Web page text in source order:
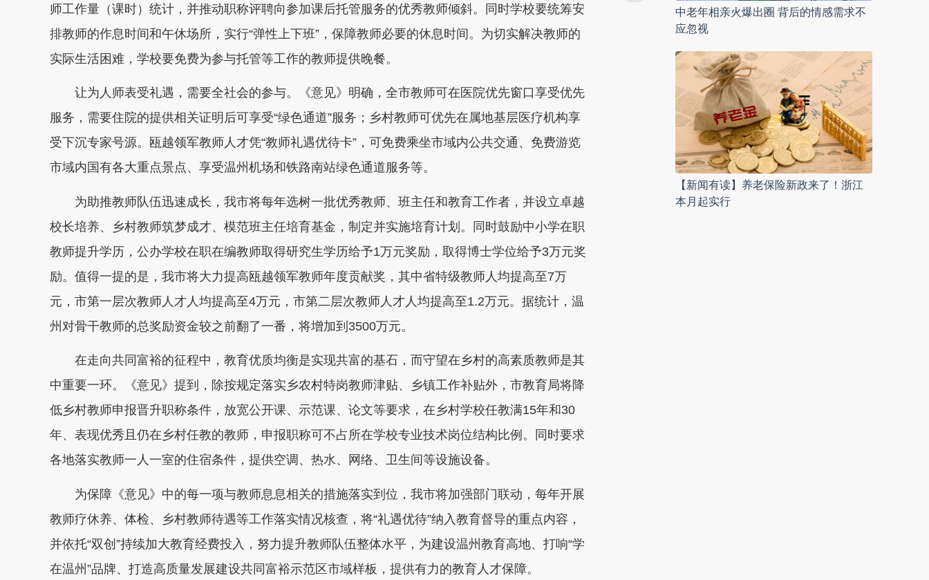
师工作量（课时）统计，并推动职称评聘向参加课后托管服务的优秀教师倾斜。同时学校要统筹安
排教师的作息时间和午休场所，实行“弹性上下班”，保障教师必要的休息时间。为切实解决教师的
实际生活困难，学校要免费为参与托管等工作的教师提供晚餐。
让为人师表受礼遇，需要全社会的参与。《意见》明确，全市教师可在医院优先窗口享受优先
服务，需要住院的提供相关证明后可享受“绿色通道”服务；乡村教师可优先在属地基层医疗机构享
受下沉专家号源。瓯越领军教师人才凭“教师礼遇优待卡”，可免费乘坐市域内公共交通、免费游览
市域内国有各大重点景点、享受温州机场和铁路南站绿色通道服务等。
为助推教师队伍迅速成长，我市将每年选树一批优秀教师、班主任和教育工作者，并设立卓越
校长培养、乡村教师筑梦成才、模范班主任培育基金，制定并实施培育计划。同时鼓励中小学在职
教师提升学历，公办学校在职在编教师取得研究生学历给予1万元奖励，取得博士学位给予3万元奖
励。值得一提的是，我市将大力提高瓯越领军教师年度贡献奖，其中省特级教师人均提高至7万
元，市第一层次教师人才人均提高至4万元，市第二层次教师人才人均提高至1.2万元。据统计，温
州对骨干教师的总奖励资金较之前翻了一番，将增加到3500万元。
在走向共同富裕的征程中，教育优质均衡是实现共富的基石，而守望在乡村的高素质教师是其
中重要一环。《意见》提到，除按规定落实乡农村特岗教师津贴、乡镇工作补贴外，市教育局将降
低乡村教师申报晋升职称条件，放宽公开课、示范课、论文等要求，在乡村学校任教满15年和30
年、表现优秀且仍在乡村任教的教师，申报职称可不占所在学校专业技术岗位结构比例。同时要求
各地落实教师一人一室的住宿条件，提供空调、热水、网络、卫生间等设施设备。
为保障《意见》中的每一项与教师息息相关的措施落实到位，我市将加强部门联动，每年开展
教师疗休养、体检、乡村教师待遇等工作落实情况核查，将“礼遇优待”纳入教育督导的重点内容，
并依托“双创”持续加大教育经费投入，努力提升教师队伍整体水平，为建设温州教育高地、打响“学
在温州”品牌、打造高质量发展建设共同富裕示范区市域样板，提供有力的教育人才保障。
中老年相亲火爆出圈 背后的情感需求不
应忽视
【新闻有读】养老保险新政来了！浙江
本月起实行